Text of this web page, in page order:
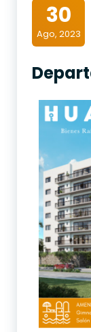
30
Ago, 2023